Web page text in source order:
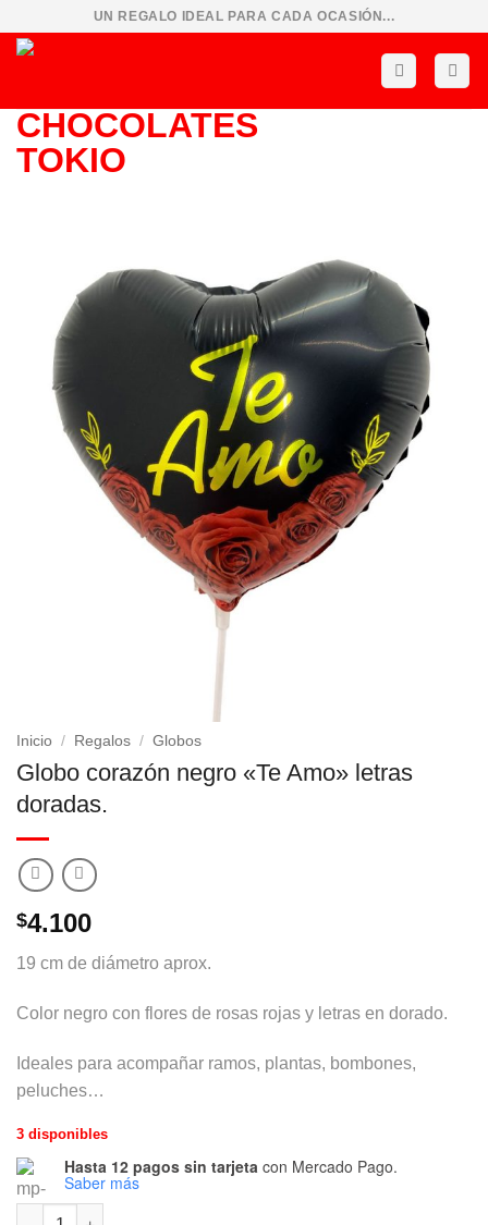
UN REGALO IDEAL PARA CADA OCASIÓN...
Inicio / Regalos / Globos
Globo corazón negro «Te Amo» letras
doradas.
$4.100
19 cm de diámetro aprox.
Color negro con flores de rosas rojas y letras en dorado.
Ideales para acompañar ramos, plantas, bombones,
peluches…
3 disponibles
Hasta 12 pagos sin tarjeta con Mercado Pago.
Saber más
Globo corazón negro "Te Amo" letras doradas. cantidad